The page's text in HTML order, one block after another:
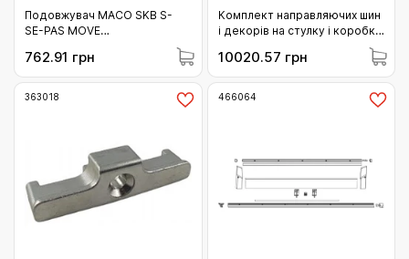
Подовжувач МАСО SKB S-
SE-PAS MOVE
цапфою 620-900 (210380)
762.91 грн
Комплект направляючих шин
і декорів на стулку і коробку
L=3.030 FFB 1251-1450
срібло (466055)
10020.57 грн
363018 466064